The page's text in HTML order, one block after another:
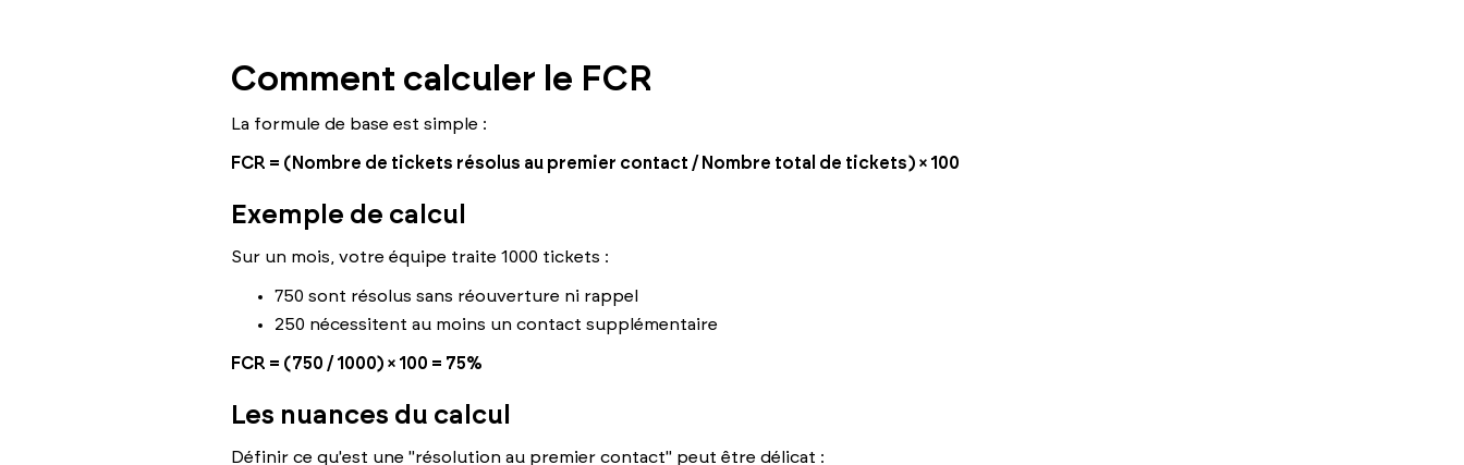
Comment calculer le FCR
La formule de base est simple :
FCR = (Nombre de tickets résolus au premier contact / Nombre total de tickets) × 100
Exemple de calcul
Sur un mois, votre équipe traite 1000 tickets :
750 sont résolus sans réouverture ni rappel
250 nécessitent au moins un contact supplémentaire
FCR = (750 / 1000) × 100 = 75%
Les nuances du calcul
Définir ce qu'est une "résolution au premier contact" peut être délicat :